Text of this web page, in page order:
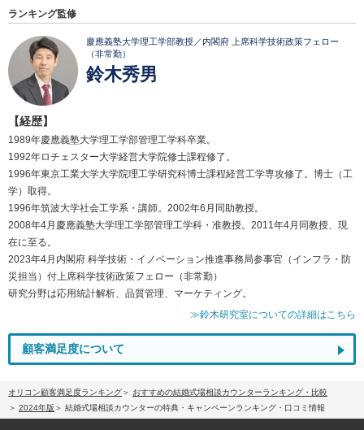
ランキング監修
慶應義塾大学理工学部教授／内閣府 上席科学技術政策フェロー
（非常勤）
鈴木秀男
【経歴】
1989年慶應義塾大学理工学部管理工学科卒業。
1992年ロチェスター大学経営大学院修士課程修了。
1996年東京工業大学大学院理工学研究科博士課程経営工学専攻修了。博士（工
学）取得。
1996年筑波大学社会工学系・講師。2002年6月同助教授。
2008年4月慶應義塾大学理工学部管理工学科・准教授。2011年4月同教授、現
在に至る。
2023年4月内閣府 科学技術・イノベーション推進事務局参事官（インフラ・防
災担当）付上席科学技術政策フェロー（非常勤）
研究分野は応用統計解析、品質管理、マーケティング。
≫鈴木研究室についての詳細はこちら
顧客満足度について
オリコン顧客満足度ランキング
おすすめの結婚式場相談カウンターランキング・比較
2024年版
結婚式場相談カウンターの特典・キャンペーンランキング・口コミ情報